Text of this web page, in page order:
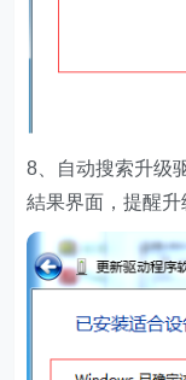
8、自动搜索升级
結果界面，提醒升